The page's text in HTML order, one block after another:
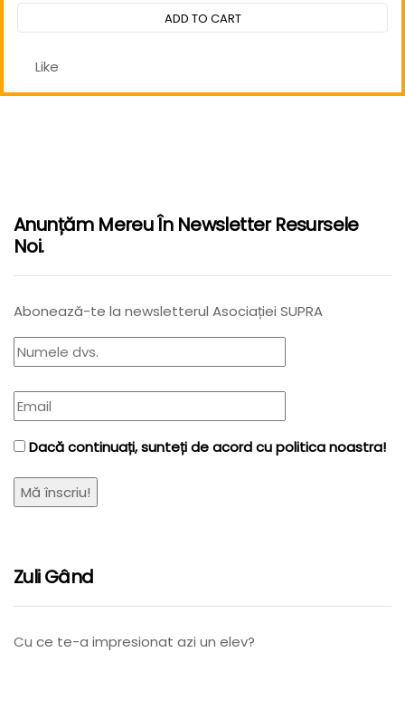
5
ADD TO CART
Like
Anunțăm Mereu În Newsletter Resursele
Noi.
Abonează-te la newsletterul Asociației SUPRA
Dacă continuați, sunteți de acord cu politica noastra!
Zuli Gând
Cu ce te-a impresionat azi un elev?